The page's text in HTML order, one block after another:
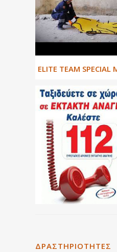
ΕLITE TEAM SPECIAL
ΔΡΑΣΤΗΡΙΌΤΗΤΕΣ